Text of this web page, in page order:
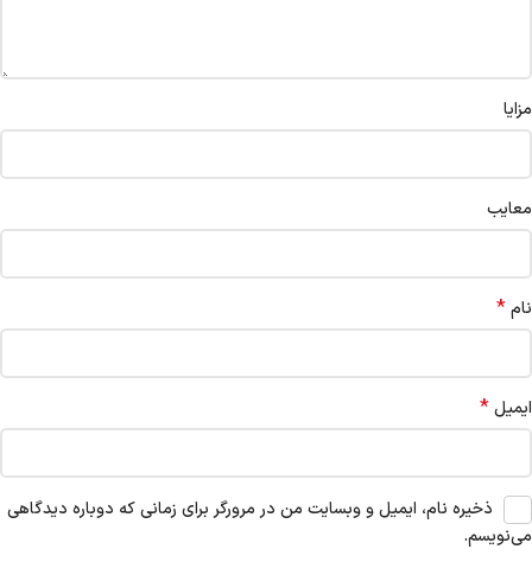
مزایا
معایب
نام*
ایمیل*
ذخیره نام، ایمیل و وبسایت من در مرورگر برای زمانی که دوباره دیدگاهی
می‌نویسم.